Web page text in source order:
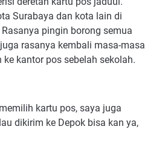
Surabaya dan kota lain di
pingin borong semua
rasanya kembali masa-masa
kantor pos sebelah sekolah.
kartu pos, saya juga
dikirim ke Depok bisa kan ya,